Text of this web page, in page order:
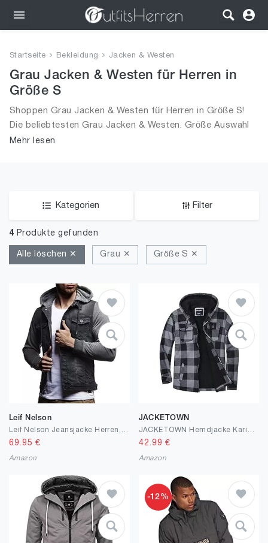
Bekleidung
Schuhe
Startseite Bekleidung Jacken & Westen
Grau Jacken & Westen für Herren in
Größe S
Shoppen Grau Jacken & Westen für Herren in Größe S!
Die beliebtesten Grau Jacken & Westen. Größe Auswahl
an Grau Jacken & Westen in Größe S und alle Trends aus
Mehr lesen
Kategorien Filter
4 Produkte gefunden
Alle löschen ✕ Grau ✕ Größe S ✕
Leif Nelson
69.95 €
Amazon
JACKETOWN
42.99 €
Amazon
-12%